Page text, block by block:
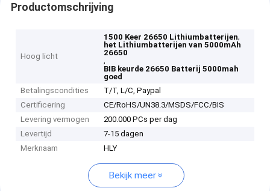
Productomschrijving
Hoog licht
1500 Keer 26650 Lithiumbatterijen,
het Lithiumbatterijen van 5000mAh
26650
,
BIB keurde 26650 Batterij 5000mah
goed
Betalingscondities
T/T, L/C, Paypal
Certificering
CE/RoHS/UN38.3/MSDS/FCC/BIS
Levering vermogen
200.000 PCs per dag
Levertijd
7-15 dagen
Merknaam
HLY
Bekijk meer